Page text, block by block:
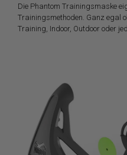
Die Phantom Trainingsmaske
Trainingsmethoden. Ganz egal
Training, Indoor, Outdoor oder